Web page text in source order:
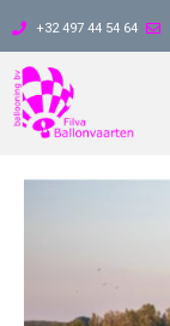
+32 497 44 54 64